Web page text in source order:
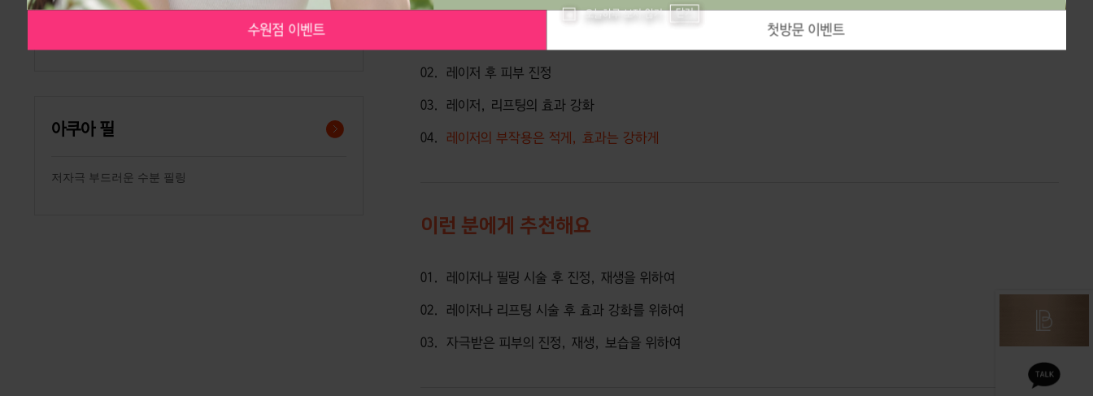
수원점 이벤트
수원점 이벤트 첫방문 이벤트
오늘하루 보지 않기 닫기
아쿠아 필
저자극 부드러운 수분 필링
02 레이저 후 피부 진정
03 레이저, 리프팅의 효과 강화
04 레이저의 부작용은 적게, 효과는 강하게
이런 분에게 추천해요
01 레이저나 필링 시술 후 진정, 재생을 위하여
02 레이저나 리프팅 시술 후 효과 강화를 위하여
03 자극받은 피부의 진정, 재생, 보습을 위하여